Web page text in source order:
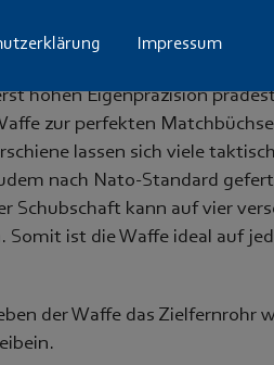
Impressum
eingeschossenes
12x44 mit beleuchtetem Mil-
nach kurzem Vorzug
hohen Eigenpräzision
zur perfekten
lassen sich viele
nach Nato-Standard
Schubschaft kann auf vier
ist die Waffe ideal auf
der Waffe das Zielfernrohr